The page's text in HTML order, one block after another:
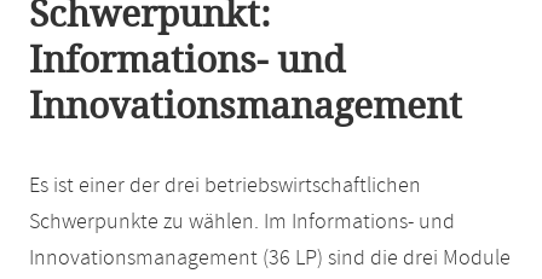
Schwerpunkt:
Informations- und
Innovationsmanagement
Es ist einer der drei betriebswirtschaftlichen
Schwerpunkte zu wählen. Im Informations- und
Innovationsmanagement (36 LP) sind die drei Module